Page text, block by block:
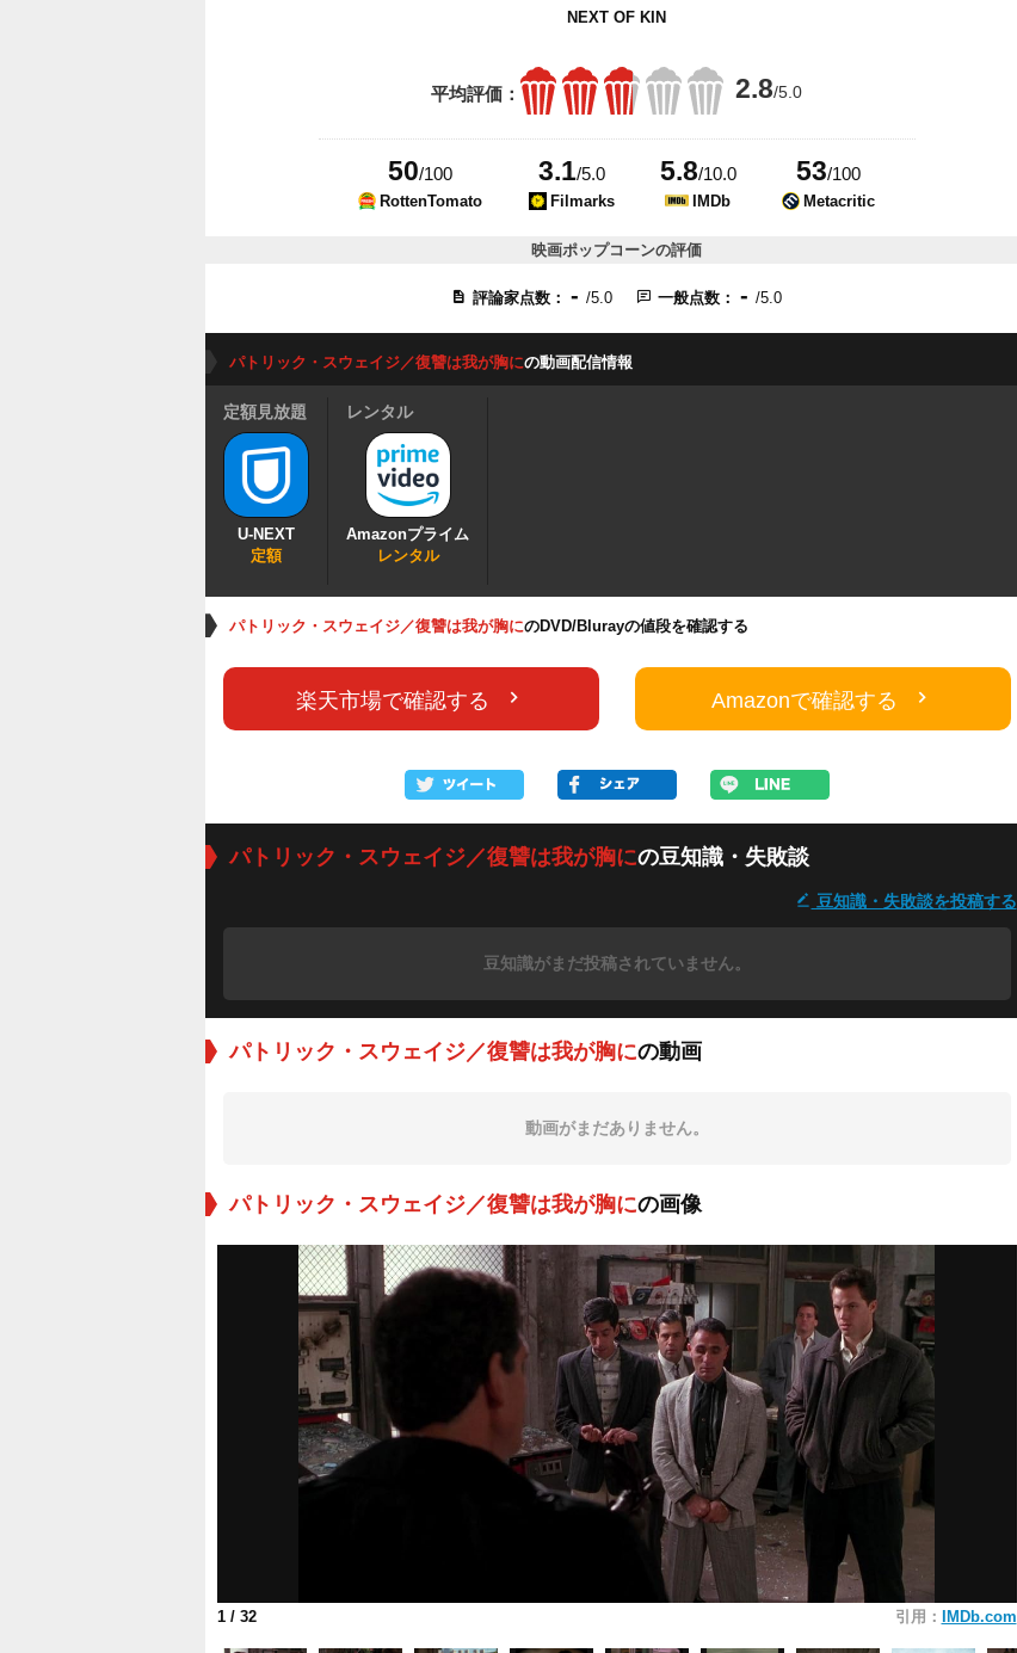
NEXT OF KIN
平均評価： 2.8/5.0
50/100
RottenTomato
3.1/5.0
Filmarks
5.8/10.0
IMDb
53/100
Metacritic
映画ポップコーンの評価
評論家点数： -/5.0 一般点数： -/5.0
パトリック・スウェイジ／復讐は我が胸にの動画配信情報
定額見放題
U-NEXT
定額
レンタル
Amazonプライム
レンタル
パトリック・スウェイジ／復讐は我が胸にのDVD/Blurayの値段を確認する
楽天市場で確認する Amazonで確認する
パトリック・スウェイジ／復讐は我が胸にの豆知識・失敗談
豆知識・失敗談を投稿する
豆知識がまだ投稿されていません。
パトリック・スウェイジ／復讐は我が胸にの動画
動画がまだありません。
パトリック・スウェイジ／復讐は我が胸にの画像
1 / 32 引用： IMDb.com